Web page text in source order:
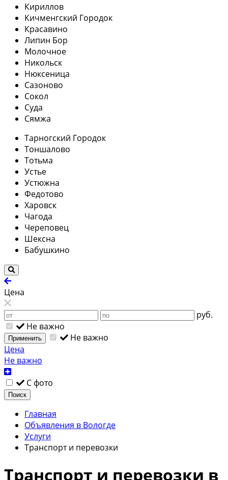
Кириллов
Кичменгский Городок
Красавино
Липин Бор
Молочное
Никольск
Нюксеница
Сазоново
Сокол
Суда
Сямжа
Тарногский Городок
Тоншалово
Тотьма
Устье
Устюжна
Федотово
Харовск
Чагода
Череповец
Шексна
Бабушкино
Цена
руб.
Не важно
Применить
Не важно
Цена
Не важно
С фото
Поиск
Главная
Объявления в Вологде
Услуги
Транспорт и перевозки
Транспорт и перевозки в